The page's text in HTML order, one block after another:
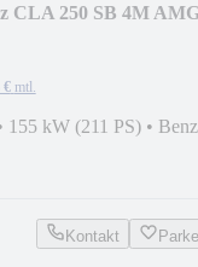
CLA 250 SB 4M
€ mtl.
155 kW (211 PS) •
Kontakt